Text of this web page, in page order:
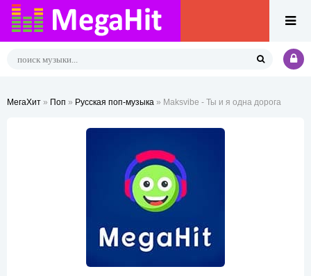
МегаХит » Поп » Русская поп-музыка » Maksvibe - Ты и я одна дорога